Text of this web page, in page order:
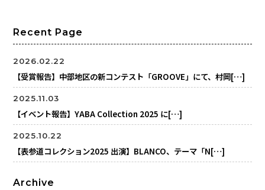
Recent Page
2026.02.22
【受賞報告】中部地区の新コンテスト「GROOVE」にて、村岡[…]
2025.11.03
【イベント報告】YABA Collection 2025 に[…]
2025.10.22
【表参道コレクション2025 出演】BLANCO、テーマ「N[…]
Archive